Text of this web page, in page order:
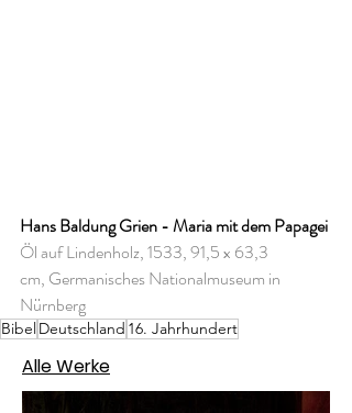
Hans Baldung Grien - Maria mit dem Papagei
Öl auf Lindenholz, 1533, 91,5 x 63,3
cm, Germanisches Nationalmuseum in
Nürnberg
BibelDeutschland 16. Jahrhundert
Alle Werke